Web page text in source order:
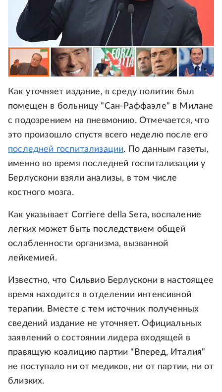
Как уточняет издание, в среду политик был
помещен в больницу "Сан-Раффаэле" в Милане
с подозрением на пневмонию. Отмечается, что
это произошло спустя всего неделю после его
последней госпитализации. По данным газеты,
именно во время последней госпитализации у
Берлускони взяли анализы, в том числе
костного мозга.
Как указывает Corriere della Sera, воспаление
легких может быть последствием общей
ослабленности организма, вызванной
лейкемией.
Известно, что Сильвио Берлускони в настоящее
время находится в отделении интенсивной
терапии. Вместе с тем источник полученных
сведений издание не уточняет. Официальных
заявлений о состоянии лидера входящей в
правящую коалицию партии "Вперед, Италия"
не поступало ни от медиков, ни от партии, ни от
близких.